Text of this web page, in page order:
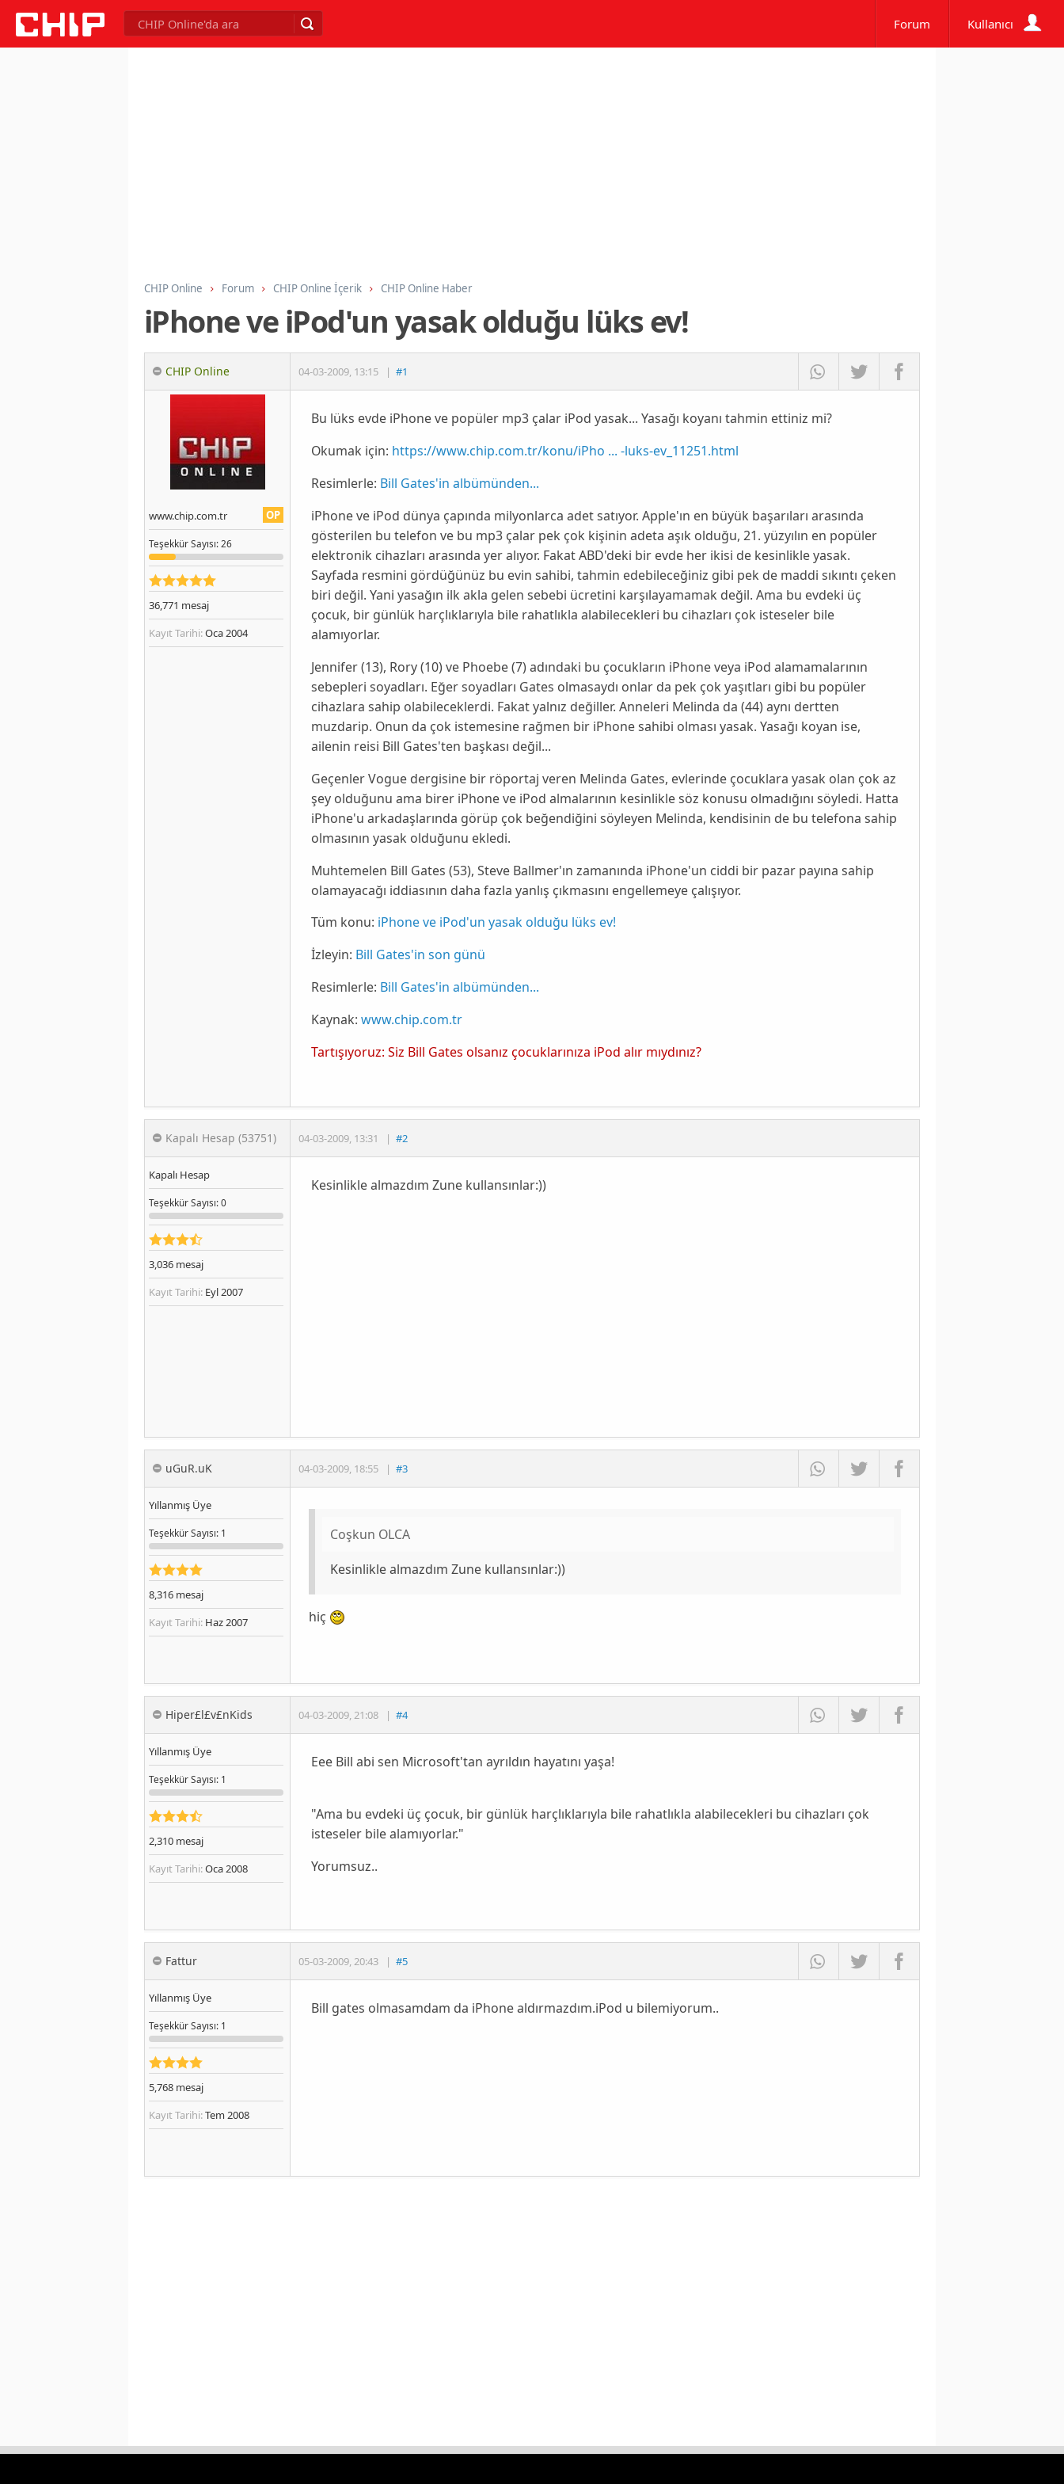
Forum Kullanıcı
CHIP Online Forum CHIP Online İçerik CHIP Online Haber
iPhone ve iPod'un yasak olduğu lüks ev!
CHIP Online 04-03-2009, 13:15 | #1
OP
www.chip.com.tr
TeşekkürSayısı: 26
36,771 mesaj
Kayıt Tarihi:Oca 2004
Bu lüks evde iPhone ve popüler mp3 çalar iPod yasak... Yasağı koyanı tahmin ettiniz mi?
Okumak için: https://www.chip.com.tr/konu/iPho ... -luks-ev_11251.html
Resimlerle: Bill Gates'in albümünden...
iPhoneve iPod dünya çapında milyonlarca adet satıyor. Apple'ın en büyük başarıları arasında
gösterilen bu telefon ve bu mp3 çalar pek çok kişinin adeta aşık olduğu, 21. yüzyılın en popüler
elektronik cihazları arasında yer alıyor. Fakat ABD'deki bir evde her ikisi de kesinlikle yasak.
Sayfada resmini gördüğünüz bu evin sahibi, tahmin edebileceğiniz gibi pek de maddi sıkıntı çeken
biri değil. Yani yasağın ilk akla gelen sebebi ücretini karşılayamamak değil. Ama bu evdeki üç
çocuk, bir günlük harçlıklarıyla bile rahatlıkla alabilecekleri bu cihazları çok isteseler bile
alamıyorlar.
Jennifer(13), Rory(10) ve Phoebe(7) adındaki bu çocukların iPhoneveya iPod alamamalarının
sebepleri soyadları. Eğer soyadları Gates olmasaydı onlar da pek çok yaşıtları gibi bu popüler
cihazlara sahip olabileceklerdi. Fakat yalnız değiller. Anneleri Melinda da (44) aynı dertten
muzdarip. Onun da çok istemesine rağmen bir iPhonesahibi olması yasak. Yasağı koyan ise,
ailenin reisi Bill Gates'ten başkası değil...
Geçenler Vogue dergisine bir röportaj veren Melinda Gates, evlerinde çocuklara yasak olan çok az
şey olduğunu ama birer iPhoneve iPod almalarının kesinlikle söz konusu olmadığını söyledi. Hatta
iPhone'u arkadaşlarında görüp çok beğendiğini söyleyen Melinda, kendisinin de bu telefona sahip
olmasının yasak olduğunu ekledi.
Muhtemelen Bill Gates (53), Steve Ballmer'ın zamanında iPhone'un ciddi bir pazar payına sahip
olamayacağı iddiasının daha fazla yanlış çıkmasını engellemeye çalışıyor.
Tüm konu: iPhone ve iPod'un yasak olduğu lüks ev!
İzleyin: Bill Gates'in son günü
Resimlerle: Bill Gates'in albümünden...
Kaynak: www.chip.com.tr
Tartışıyoruz: Siz Bill Gates olsanız çocuklarınıza iPod alır mıydınız?
Kapalı Hesap (53751) 04-03-2009, 13:31 | #2
Kapalı Hesap
TeşekkürSayısı: 0
3,036 mesaj
Kayıt Tarihi: Eyl 2007
Kesinlikle almazdım Zune kullansınlar:))
uGuR.uK 04-03-2009, 18:55 | #3
Yıllanmış Üye
TeşekkürSayısı: 1
8,316 mesaj
Kayıt Tarihi: Haz 2007
Coşkun OLCA
Kesinlikle almazdım Zune kullansınlar:))
hiç
Hiper£l£v£nKids 04-03-2009,21:08 | #4
Yıllanmış Üye
TeşekkürSayısı: 1
2,310 mesaj
Kayıt Tarihi:Oca 2008
Eee Bill abi sen Microsoft'tan ayrıldın hayatını yaşa!
"Ama bu evdeki üç çocuk, bir günlük harçlıklarıyla bile rahatlıkla alabilecekleri bu cihazları çok
isteseler bile alamıyorlar."
Yorumsuz..
Fattur 05-03-2009,20:43 | #5
Yıllanmış Üye
TeşekkürSayısı: 1
5,768 mesaj
Kayıt Tarihi:Tem 2008
Bill gates olmasamdam da iPhone aldırmazdım.iPod u bilemiyorum..